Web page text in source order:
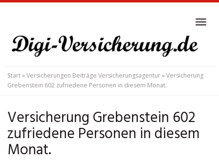
main
content
Start»Versicherungen Beiträge Versicherungsagentur»Versicherung
Grebenstein 602 zufriedene Personen in diesem Monat.
Versicherung Grebenstein 602
zufriedene Personen in diesem
Monat.